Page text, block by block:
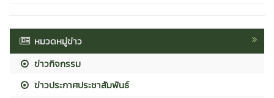
หมวดหมู่ข่าว
ข่าวกิจกรรม
ข่าวประกาศประชาสัมพันธ์